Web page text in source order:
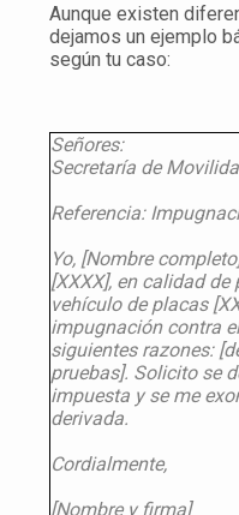
Aunque existen
dejamos un ejemplo
según tu caso:
Señores:
Secretaría de
Referencia:
Yo, [Nombre
[XXXX], en calidad
vehículo de placas
impugnación contra
siguientes razones:
pruebas]. Solicito se
impuesta y se me
derivada.
Cordialmente,
[Nombre y firma]